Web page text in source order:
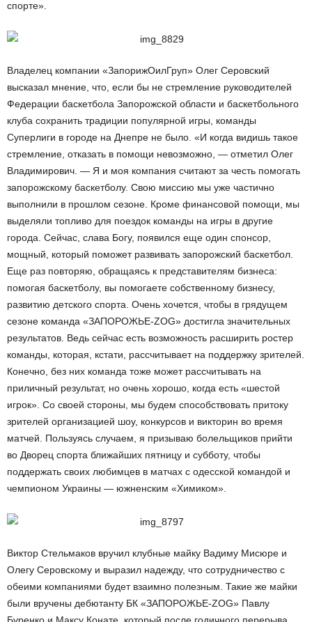
спорте».
Владелец компании «ЗапорижОилГруп» Олег Серовский
высказал мнение, что, если бы не стремление руководителей
Федерации баскетбола Запорожской области и баскетбольного
клуба сохранить традиции популярной игры, команды
Суперлиги в городе на Днепре не было. «И когда видишь такое
стремление, отказать в помощи невозможно, — отметил Олег
Владимирович. — Я и моя компания считают за честь помогать
запорожскому баскетболу. Свою миссию мы уже частично
выполнили в прошлом сезоне. Кроме финансовой помощи, мы
выделяли топливо для поездок команды на игры в другие
города. Сейчас, слава Богу, появился еще один спонсор,
мощный, который поможет развивать запорожский баскетбол.
Еще раз повторяю, обращаясь к представителям бизнеса:
помогая баскетболу, вы помогаете собственному бизнесу,
развитию детского спорта. Очень хочется, чтобы в грядущем
сезоне команда «ЗАПОРОЖЬЕ-ZOG» достигла значительных
результатов. Ведь сейчас есть возможность расширить ростер
команды, которая, кстати, рассчитывает на поддержку зрителей.
Конечно, без них команда тоже может рассчитывать на
приличный результат, но очень хорошо, когда есть «шестой
игрок». Со своей стороны, мы будем способствовать притоку
зрителей организацией шоу, конкурсов и викторин во время
матчей. Пользуясь случаем, я призываю болельщиков прийти
во Дворец спорта ближайших пятницу и субботу, чтобы
поддержать своих любимцев в матчах с одесской командой и
чемпионом Украины — южненским «Химиком».
Виктор Стельмаков вручил клубные майку Вадиму Мисюре и
Олегу Серовскому и выразил надежду, что сотрудничество с
обеими компаниями будет взаимно полезным. Такие же майки
были вручены дебютанту БК «ЗАПОРОЖЬЕ-ZOG» Павлу